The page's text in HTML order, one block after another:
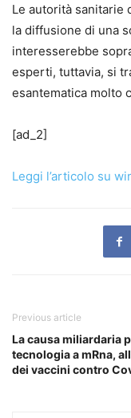
Le autorità sanitarie
la diffusione di una
interesserebbe
esperti, tuttavia, si
esantematica molto
[ad_2]
Leggi l’articolo su
Previous article
La causa miliardaria
tecnologia a mRna,
dei vaccini contro